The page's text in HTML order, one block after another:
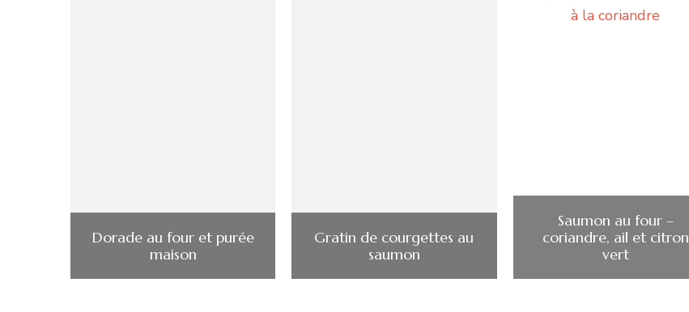
Dorade au four et purée
maison
Gratin de courgettes au
saumon
Saumon au four –
coriandre, ail et citron
vert